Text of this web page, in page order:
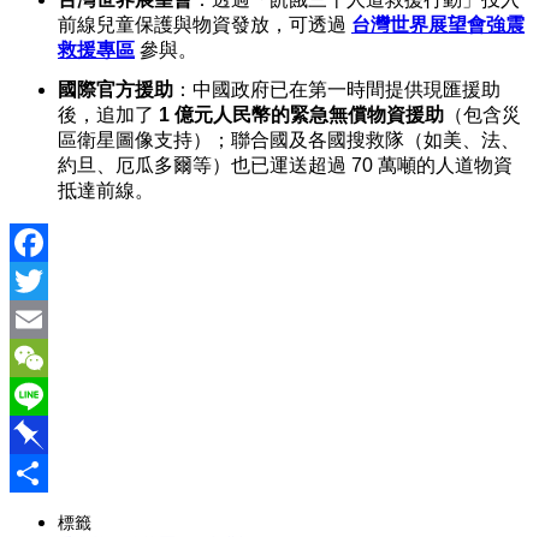
前線兒童保護與物資發放，可透過 台灣世界展望會強震
救援專區 參與。
國際官方援助 ：中國政府已在第一時間提供現匯援助
後，追加了 1 億元人民幣的緊急無償物資援助 （包含災
區衛星圖像支持）；聯合國及各國搜救隊（如美、法、
約旦、厄瓜多爾等）也已運送超過 70 萬噸的人道物資
抵達前線。
Facebook
Twitter
Email
WeChat
Line
Pinboard
標籤